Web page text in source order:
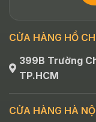
CỬA HÀNG HỒ
399B Trường
TP.HCM
CỬA HÀNG HÀ